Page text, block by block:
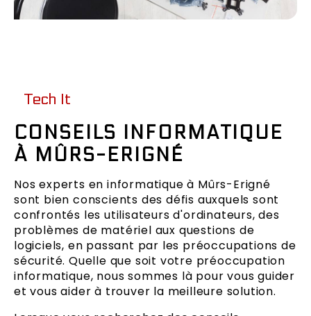
Tech It
CONSEILS INFORMATIQUE
À MÛRS-ERIGNÉ
Nos experts en informatique à Mûrs-Erigné
sont bien conscients des défis auxquels sont
confrontés les utilisateurs d'ordinateurs, des
problèmes de matériel aux questions de
logiciels, en passant par les préoccupations de
sécurité. Quelle que soit votre préoccupation
informatique, nous sommes là pour vous guider
et vous aider à trouver la meilleure solution.